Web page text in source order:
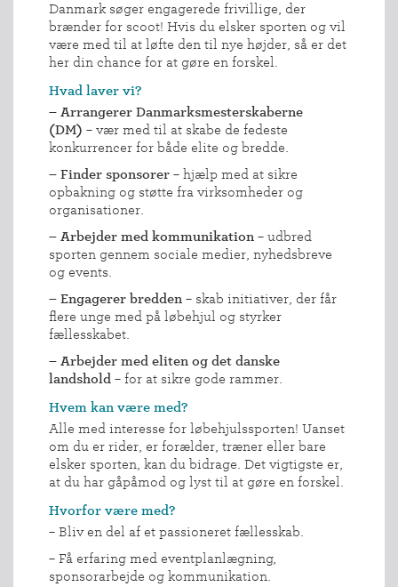
BREDDEPULJE
NYHEDER
SPORTSGRENE
FORBUNDET
VÆRKTØJSKASSEN
Danmark søger engagerede frivillige, der
brænder for scoot! Hvis du elsker sporten og vil
være med til at løfte den til nye højder, så er det
her din chance for at gøre en forskel.
Hvad laver vi?
– Arrangerer Danmarksmesterskaberne
(DM) – vær med til at skabe de fedeste
konkurrencer for både elite og bredde.
– Finder sponsorer – hjælp med at sikre
opbakning og støtte fra virksomheder og
organisationer.
– Arbejder med kommunikation – udbred
sporten gennem sociale medier, nyhedsbreve
og events.
– Engagerer bredden – skab initiativer, der får
flere unge med på løbehjul og styrker
fællesskabet.
– Arbejder med eliten og det danske
landshold – for at sikre gode rammer.
Hvem kan være med?
Alle med interesse for løbehjulssporten! Uanset
om du er rider, er forælder, træner eller bare
elsker sporten, kan du bidrage. Det vigtigste er,
at du har gåpåmod og lyst til at gøre en forskel.
Hvorfor være med?
– Bliv en del af et passioneret fællesskab.
– Få erfaring med eventplanlægning,
sponsorarbejde og kommunikation.